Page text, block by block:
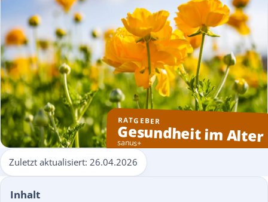
RATGEBER
Gesundheit im Alter
sanus+
Zuletzt aktualisiert:26.04.2026
Inhalt